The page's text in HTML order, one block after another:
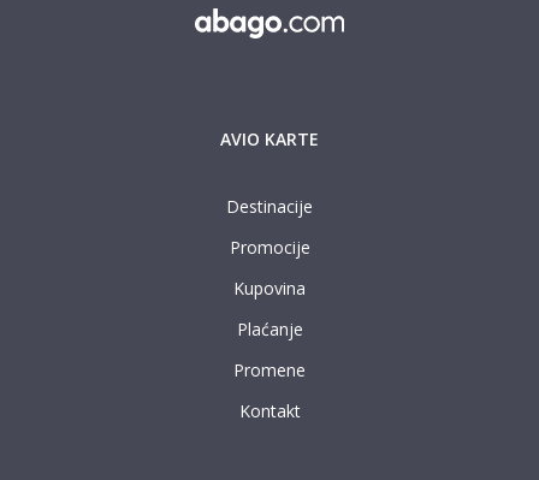
AVIO KARTE
Destinacije
Promocije
Kupovina
Plaćanje
Promene
Kontakt